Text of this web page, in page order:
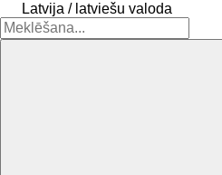
Latvija / latviešu valoda